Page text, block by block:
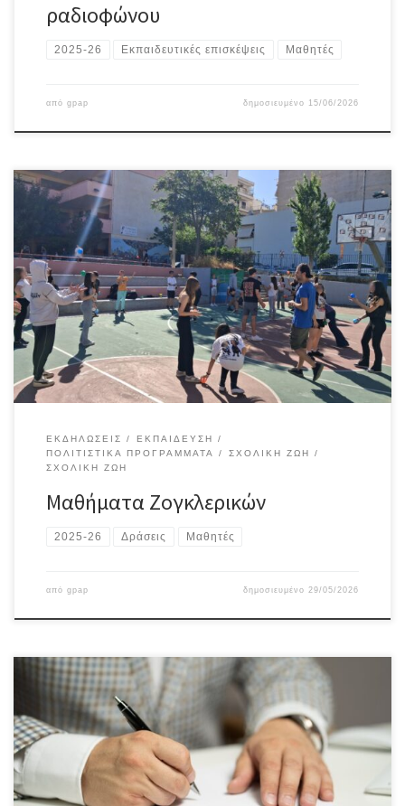
ραδιοφώνου
2025-26 Εκπαιδευτικές επισκέψεις Μαθητές
από gpap δημοσιευμένο 15/06/2026
Την Τρίτη 12 Μαΐου 2026, πραγματοποιήθηκε στο 2ο Γυμνασίο
Καισαριανής, εκπαιδευτικό βιωματικό εργαστήριο ζογκλερικών
στο πλαίσιο του προγράμματος ΑΡΤΕΜΙΣ.Τα ζογκλερικά
λειτούργησαν ως μία βιωματική δραστηριότητα που συνέβαλε
στην ανάπτυξη της συγκέντρωσης, του οπτικοκινητικού
συντονισμού, της κινητικής δεξιότητας και της συνεργασίας των
μαθητών/τριών ενισχύοντας παράλληλα τη συμμετοχικότητα σε
ένα ασφαλές και […]
ΕΚΔΗΛΏΣΕΙΣ
ΕΚΠΑΊΔΕΥΣΗ
ΠΟΛΙΤΙΣΤΙΚΆ ΠΡΟΓΡΆΜΜΑΤΑ
ΣΧΟΛΙΚΉ ΖΩΉ
ΣΧΟΛΙΚΉ ΖΩΉ
Μαθήματα Ζογκλερικών
2025-26 Δράσεις Μαθητές
από gpap δημοσιευμένο 29/05/2026